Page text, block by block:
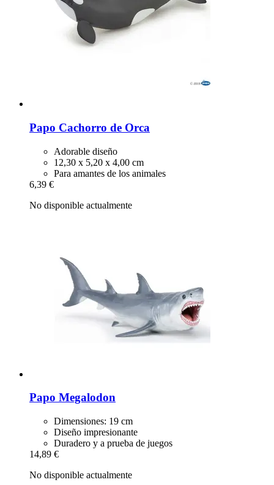
Papo Cachorro de Orca
Adorable diseño
12,30 x 5,20 x 4,00 cm
Para amantes de los animales
6,39 €
No disponible actualmente
Papo Megalodon
Dimensiones: 19 cm
Diseño impresionante
Duradero y a prueba de juegos
14,89 €
No disponible actualmente